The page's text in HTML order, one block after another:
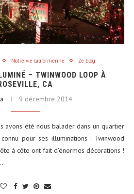
Notre vie californienne Ze blog
– TWINWOOD LOOP À
CA
9 décembre 2014
avons été nous balader dans un quartier
pour ses illuminations : Twinwood
à côte ont fait d’énormes décorations !